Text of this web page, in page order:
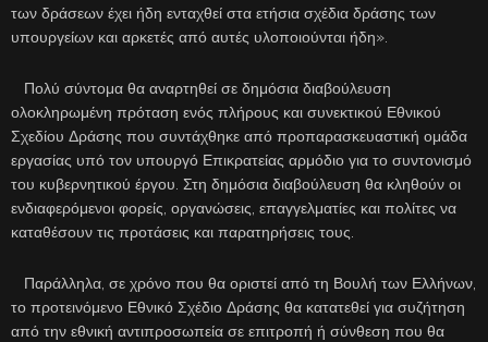
των δράσεων έχει ήδη ενταχθεί στα ετήσια σχέδια δράσης των
υπουργείων και αρκετές από αυτές υλοποιούνται ήδη».
Πολύ σύντομα θα αναρτηθεί σε δημόσια διαβούλευση
ολοκληρωμένη πρόταση ενός πλήρους και συνεκτικού Εθνικού
Σχεδίου Δράσης που συντάχθηκε από προπαρασκευαστική ομάδα
εργασίας υπό τον υπουργό Επικρατείας αρμόδιο για το συντονισμό
του κυβερνητικού έργου. Στη δημόσια διαβούλευση θα κληθούν οι
ενδιαφερόμενοι φορείς, οργανώσεις, επαγγελματίες και πολίτες να
καταθέσουν τις προτάσεις και παρατηρήσεις τους.
Παράλληλα, σε χρόνο που θα οριστεί από τη Βουλή των Ελλήνων,
το προτεινόμενο Εθνικό Σχέδιο Δράσης θα κατατεθεί για συζήτηση
από την εθνική αντιπροσωπεία σε επιτροπή ή σύνθεση που θα